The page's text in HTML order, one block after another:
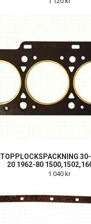
TOPPLOCKSPACKNING
20 1962-80
1 040 kr